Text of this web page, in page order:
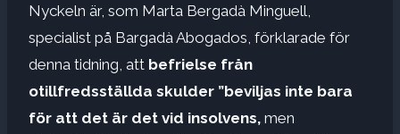
Nyckeln är, som Marta Bergadà Minguell,
specialist på Bargadà Abogados, förklarade för
denna tidning, att befrielse från
otillfredsställda skulder ”beviljas inte bara
för att det är det vid insolvens, men